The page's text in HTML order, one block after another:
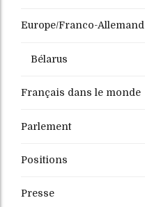
Europe/Franco-Allemand
Bélarus
Français dans le monde
Parlement
Positions
Presse